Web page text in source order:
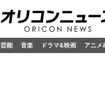
芸能 音楽 ドラマ&映画 アニメ